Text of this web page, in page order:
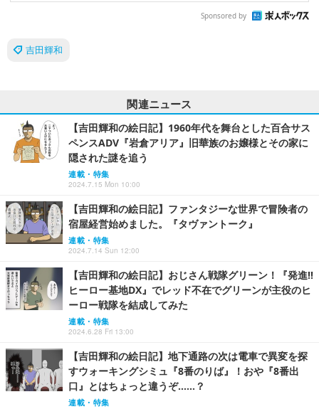
Sponsored by
吉田輝和
関連ニュース
【吉田輝和の絵日記】1960年代を舞台とした百合サス
ペンスADV『岩倉アリア』旧華族のお嬢様とその家に
隠された謎を追う
連載・特集
2024.7.15 Mon 10:00
【吉田輝和の絵日記】ファンタジーな世界で冒険者の
宿屋経営始めました。『タヴァントーク』
連載・特集
2024.7.14 Sun 12:00
【吉田輝和の絵日記】おじさん戦隊グリーン！『発進!!
ヒーロー基地DX』でレッド不在でグリーンが主役のヒ
ーロー戦隊を結成してみた
連載・特集
2024.6.28 Fri 13:00
【吉田輝和の絵日記】地下通路の次は電車で異変を探
すウォーキングシミュ『8番のりば』！おや『8番出
口』とはちょっと違うぞ……？
連載・特集